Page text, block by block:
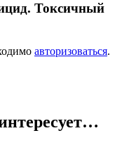
Токсичный
авторизоваться.